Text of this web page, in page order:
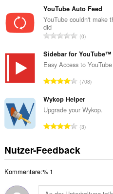
B
e
w
e
r
t
n
e
n
s
a
t
B
e
w
e
r
t
n
e
n
YouTube Auto Feed
YouTube couldn't make
did
G
s
a
t
B
e
w
e
t
u
e
0
Sidebar for YouTube™
Easy Access to
G
s
a
t
B
e
r
708
Wykop Helper
Upgrade your Wykop.
G
s
a
e
3
Nutzer-Feedback
Kommentare:% 1